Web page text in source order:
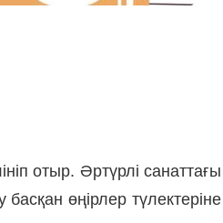
отыр. Әртүрлі санаттағы
өңірлер түлектеріне